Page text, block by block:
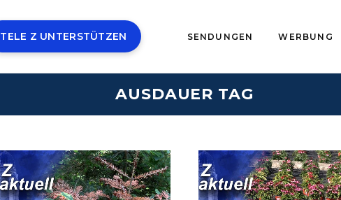
TELE Z UNTERSTÜTZEN SENDUNGEN WERBUNG
AUSDAUER TAG